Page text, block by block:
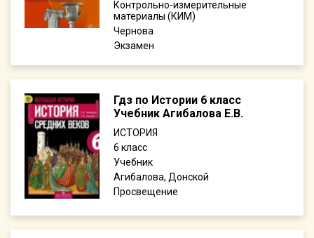
Контрольно-измерительные
материалы (КИМ)
Чернова
Экзамен
Гдз по Истории 6 класс
Учебник Агибалова Е.В.
ИСТОРИЯ
6
Учебник
Агибалова, Донской
Просвещение